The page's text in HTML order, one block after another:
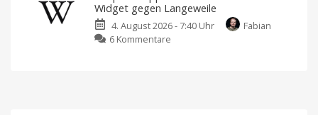
Feed
speichernfür
Widget gegen Langeweile
4. August 2026 - 7:40 Uhr
Fabian
6 Kommentare